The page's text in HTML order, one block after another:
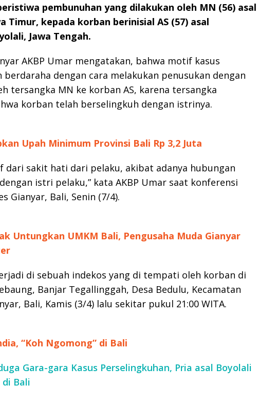
pembunuhan yang dilakukan oleh MN (56) asal
Timur, kepada korban berinisial AS (57) asal
Jawa Tengah.
AKBP Umar mengatakan, bahwa motif kasus
berdaraha dengan cara melakukan penusukan dengan
tersangka MN ke korban AS, karena tersangka
korban telah berselingkuh dengan istrinya.
Upah Minimum Provinsi Bali Rp 3,2 Juta
dari sakit hati dari pelaku, akibat adanya hubungan
istri pelaku,” kata AKBP Umar saat konferensi
Gianyar, Bali, Senin (7/4).
Untungkan UMKM Bali, Pengusaha Muda Gianyar
di sebuah indekos yang di tempati oleh korban di
Banjar Tegallinggah, Desa Bedulu, Kecamatan
Bali, Kamis (3/4) lalu sekitar pukul 21:00 WITA.
“Koh Ngomong” di Bali
Gara-gara Kasus Perselingkuhan, Pria asal Boyolali
Bali